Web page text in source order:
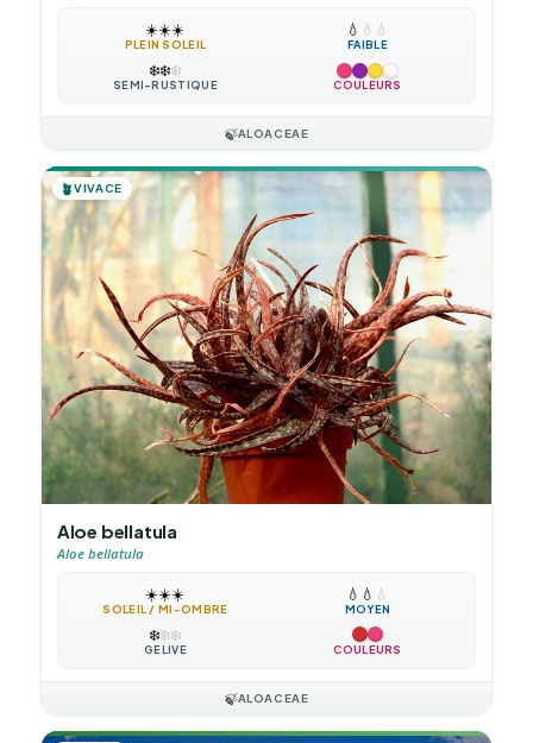
☀️☀️☀️
PLEIN SOLEIL
💧 💧 💧
FAIBLE
❄️❄️❄️
SEMI-RUSTIQUE COULEURS
🍃ALOACEAE
🪴VIVACE
Aloe bellatula
Aloe bellatula
☀️☀️☀️
SOLEIL / MI-OMBRE
💧 💧 💧
MOYEN
❄️❄️❄️
GÉLIVE COULEURS
🍃ALOACEAE